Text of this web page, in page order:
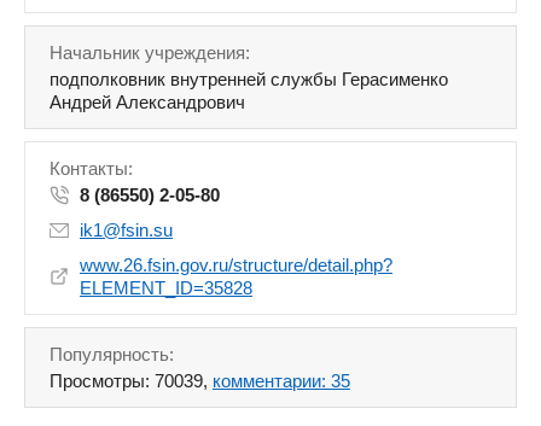
Начальник учреждения:
подполковник внутренней службы Герасименко
Андрей Александрович
Контакты:
8 (86550) 2-05-80
ik1@fsin.su
www.26.fsin.gov.ru/structure/detail.php?
ELEMENT_ID=35828
Популярность:
Просмотры: 70039, комментарии: 35